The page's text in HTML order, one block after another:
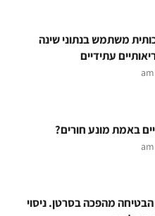
משתמש בנתוני שינה
עתידיים
באמת מונע חורים?
מהפכה בסרטן. ניסוי